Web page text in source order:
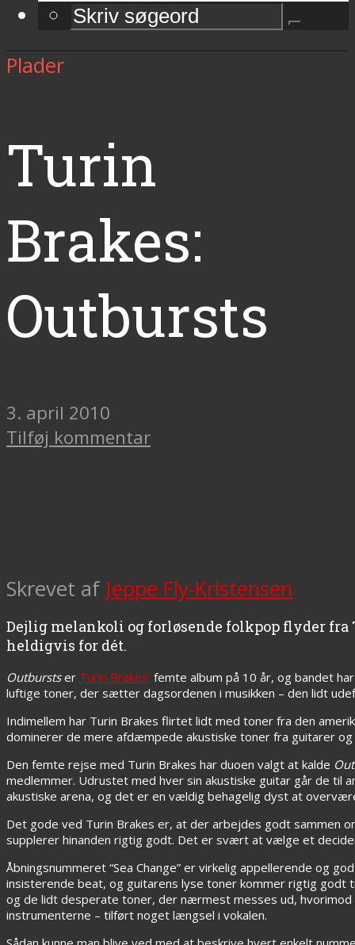
Plader
Turin
Brakes:
Outbursts
3. april 2010
Tilføj kommentar
Skrevet af Jeppe Fly-Kristensen
Dejlig melankoli og forløsende folkpop flyder fra
heldigvis for dét.
Outburstser Turin Brakes’ femte album på 10 år, og bandet
luftige toner, der sætter dagsordenen i musikken – den lidt
Indimellem har Turin Brakes flirtet lidt med toner fra den
dominerer de mere afdæmpede akustiske toner fra guitarer
Den femte rejse med Turin Brakes har duoen valgt at kalde
medlemmer. Udrustet med hver sin akustiske guitar går de til
akustiske arena, og det er en vældig behagelig dyst at
Det gode ved Turin Brakes er, at der arbejdes godt sammen
supplerer hinanden rigtig godt. Det er svært at vælge et
Åbningsnummeret “Sea Change” er virkelig appellerende og
insisterende beat, og guitarens lyse toner kommer rigtig godt
og de lidt desperate toner, der nærmest messes ud, hvorimod
instrumenterne – tilført noget længsel i vokalen.